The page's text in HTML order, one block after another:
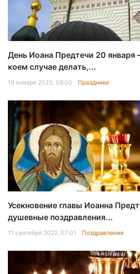
День Иоана Предтечи 20 января
коем случае делать,...
19 января 2023, 08:00 Праздники
Усекновение главы Иоанна
душевные поздравления...
11 сентября 2022, 07:01 Поздравления